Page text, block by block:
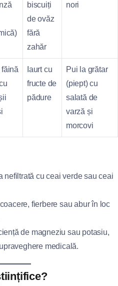
biscuiți
de ovăz
fără
zahăr
nori
făină
Iaurt cu
fructe de
pădure
Pui la grătar
(piept) cu
salată de
varză și
morcovi
nefiltrată cu ceai verde sau ceai
fierbere sau abur în loc
de magneziu sau potasiu,
medicală.